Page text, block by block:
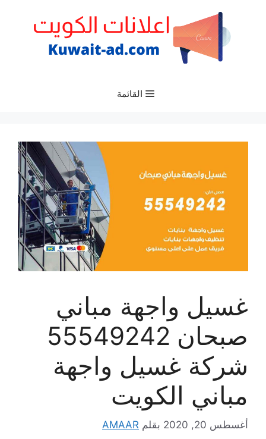
القائمة
غسيل واجهة مباني
صبحان 55549242
شركة غسيل واجهة
مباني الكويت
أغسطس 20, 2020 بقلم AMAAR